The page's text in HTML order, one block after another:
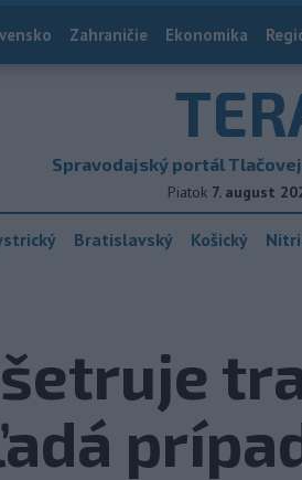
Zahraničie Ekonomika
Spravodajský portál
Piatok 7. august
Bratislavský Košický